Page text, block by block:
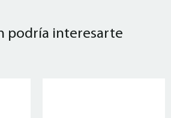
podría interesarte